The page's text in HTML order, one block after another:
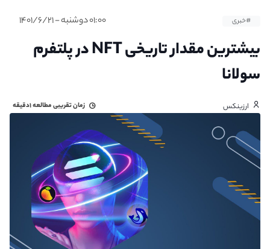
#خبری ۰۱:۰۰ دوشنبه - ۱۴۰۱/۶/۲۱
بیشترین مقدار تاریخی NFT در پلتفرم
سولانا
ارزینکس زمان تقریبی مطالعه۱دقیقه